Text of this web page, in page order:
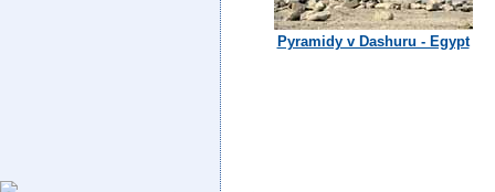
Pyramidy v Dashuru - Egypt